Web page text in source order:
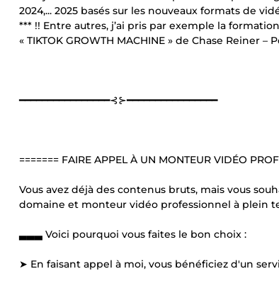
2024,... 2025 basés sur les nouveaux formats de
*** !! Entre autres, j’ai pris par exemple la
« TIKTOK GROWTH MACHINE » de Chase Reiner
━━━━━━━━━━━━━━━━⊰⊱━━━━━━━━━━━━━━━━
======= FAIRE APPEL À UN MONTEUR VIDÉO
Vous avez déjà des contenus bruts, mais vous
domaine et monteur vidéo professionnel à plein
▃▃▃ Voici pourquoi vous faites le bon choix :
➤ En faisant appel à moi, vous bénéficiez d'un